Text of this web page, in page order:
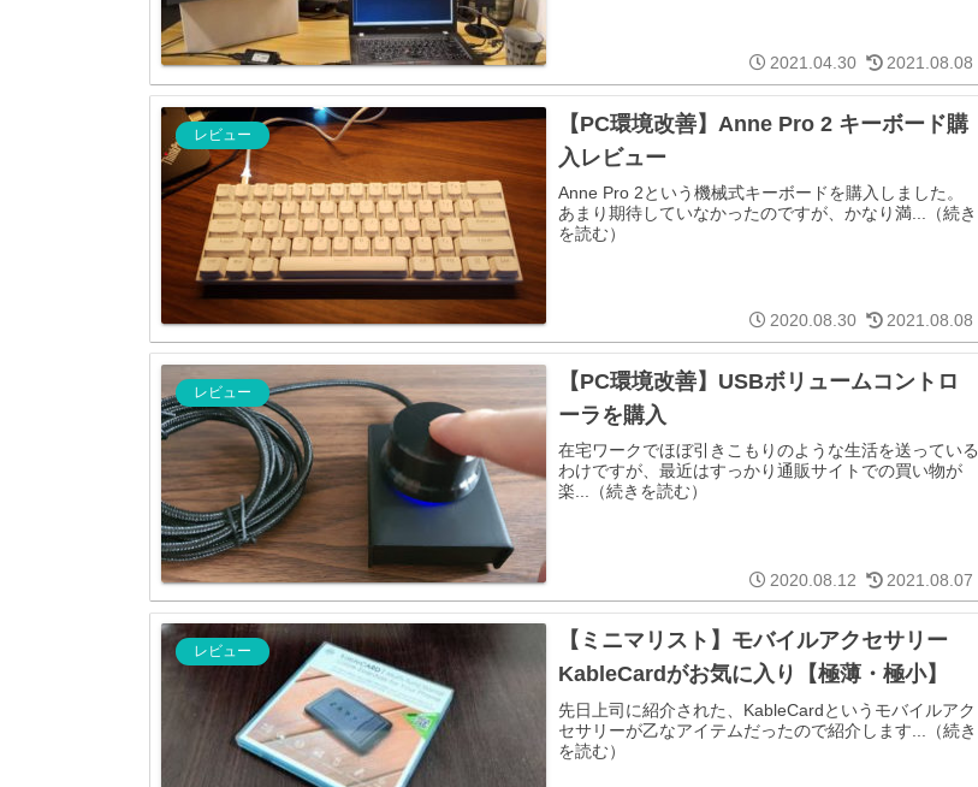
2021.04.30 2021.08.08
レビュー
【PC環境改善】Anne Pro 2 キーボード購
入レビュー
Anne Pro 2という機械式キーボードを購入しました。
あまり期待していなかったのですが、かなり満...（続き
を読む）
2020.08.30 2021.08.08
レビュー
【PC環境改善】USBボリュームコントロ
ーラを購入
在宅ワークでほぼ引きこもりのような生活を送っている
わけですが、最近はすっかり通販サイトでの買い物が
楽...（続きを読む）
2020.08.12 2021.08.07
レビュー
【ミニマリスト】モバイルアクセサリー
KableCardがお気に入り【極薄・極小】
先日上司に紹介された、KableCardというモバイルアク
セサリーが乙なアイテムだったので紹介します...（続き
を読む）